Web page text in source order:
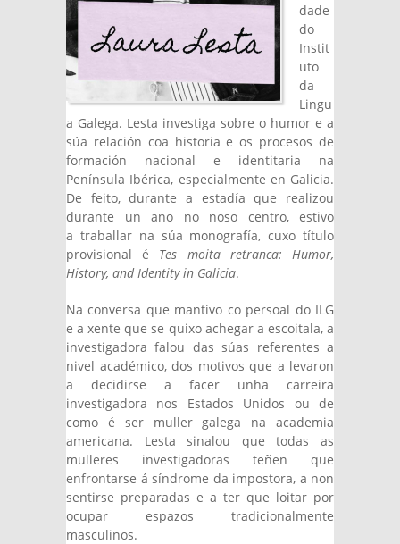
dade
do
Instit
uto
da
Lingu
a Galega. Lesta investiga sobre o humor e a
súa relación coa historia e os procesos de
formación nacional e identitaria na
Península Ibérica, especialmente en Galicia.
De feito, durante a estadía que realizou
durante un ano no noso centro, estivo
a traballar na súa monografía, cuxo título
provisional é Tes moita retranca: Humor,
History, and Identity in Galicia.
Na conversa que mantivo co persoal do ILG
e a xente que se quixo achegar a escoitala, a
investigadora falou das súas referentes a
nivel académico, dos motivos que a levaron
a decidirse a facer unha carreira
investigadora nos Estados Unidos ou de
como é ser muller galega na academia
americana. Lesta sinalou que todas as
mulleres investigadoras teñen que
enfrontarse á síndrome da impostora, a non
sentirse preparadas e a ter que loitar por
ocupar espazos tradicionalmente
masculinos.